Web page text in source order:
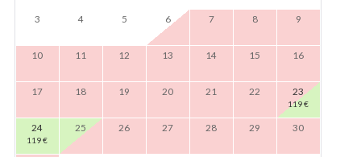
3 4 5 6 7 8 9
10 11 12 13 14 15 16
17 18 19 20 21 22 23
119€
24
119€
25 26 27 28 29 30